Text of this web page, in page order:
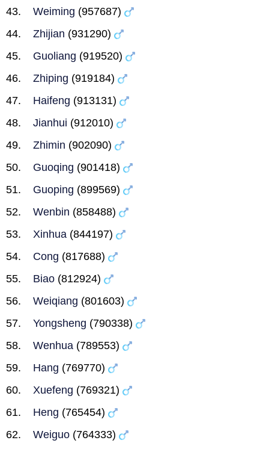
Weiming (957687)
Zhijian (931290)
Guoliang (919520)
Zhiping (919184)
Haifeng (913131)
Jianhui (912010)
Zhimin (902090)
Guoqing (901418)
Guoping (899569)
Wenbin (858488)
Xinhua (844197)
Cong (817688)
Biao (812924)
Weiqiang (801603)
Yongsheng (790338)
Wenhua (789553)
Hang (769770)
Xuefeng (769321)
Heng (765454)
Weiguo (764333)